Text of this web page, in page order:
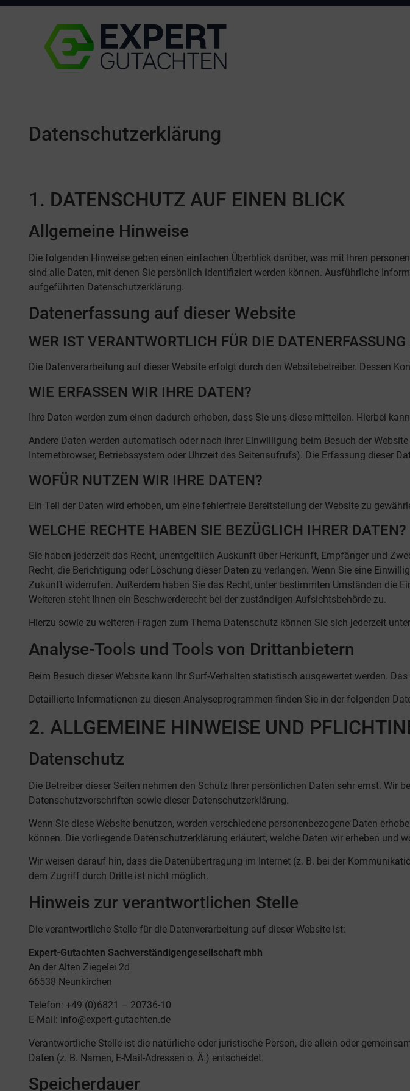
Datenschutzerklärung
1. DATENSCHUTZ AUF EINEN BLICK
Allgemeine Hinweise
Die folgenden Hinweise geben einen einfachen Überblick darüber, was mit Ihren
sind alle Daten, mit denen Sie persönlich identifiziert werden können. Ausführliche
aufgeführten Datenschutzerklärung.
Datenerfassung auf dieser Website
WER IST VERANTWORTLICH FÜR DIE
Die Datenverarbeitung auf dieser Website erfolgt durch den Websitebetreiber. Dessen
WIE ERFASSEN WIR IHRE DATEN?
Ihre Daten werden zum einen dadurch erhoben, dass Sie uns diese mitteilen. Hierbei
Andere Daten werden automatisch oder nach Ihrer Einwilligung beim Besuch der
Internetbrowser, Betriebssystem oder Uhrzeit des Seitenaufrufs). Die Erfassung dieser
WOFÜR NUTZEN WIR IHRE DATEN?
Ein Teil der Daten wird erhoben, um eine fehlerfreie Bereitstellung der Website zu
WELCHE RECHTE HABEN SIE BEZÜGLICH IHRER DATEN?
Sie haben jederzeit das Recht, unentgeltlich Auskunft über Herkunft, Empfänger und
Recht, die Berichtigung oder Löschung dieser Daten zu verlangen. Wenn Sie eine
Zukunft widerrufen. Außerdem haben Sie das Recht, unter bestimmten Umständen die
Weiteren steht Ihnen ein Beschwerderecht bei der zuständigen Aufsichtsbehörde zu.
Hierzu sowie zu weiteren Fragen zum Thema Datenschutz können Sie sich jederzeit
Analyse-Tools und Tools von Dritt­anbietern
Beim Besuch dieser Website kann Ihr Surf-Verhalten statistisch ausgewertet werden.
Detaillierte Informationen zu diesen Analyseprogrammen finden Sie in der folgenden
2. ALLGEMEINE HINWEISE UND
Datenschutz
Die Betreiber dieser Seiten nehmen den Schutz Ihrer persönlichen Daten sehr ernst.
Datenschutzvorschriften sowie dieser Datenschutzerklärung.
Wenn Sie diese Website benutzen, werden verschiedene personenbezogene Daten
können. Die vorliegende Datenschutzerklärung erläutert, welche Daten wir erheben
Wir weisen darauf hin, dass die Datenübertragung im Internet (z. B. bei der
dem Zugriff durch Dritte ist nicht möglich.
Hinweis zur verantwortlichen Stelle
Die verantwortliche Stelle für die Datenverarbeitung auf dieser Website ist:
Expert-Gutachten Sachverständigengesellschaft mbh
An der Alten Ziegelei 2d
66538 Neunkirchen
Telefon: +49 (0)6821 – 20736-10
E-Mail: info@expert-gutachten.de
Verantwortliche Stelle ist die natürliche oder juristische Person, die allein oder
Daten (z. B. Namen, E-Mail-Adressen o. Ä.) entscheidet.
Speicherdauer